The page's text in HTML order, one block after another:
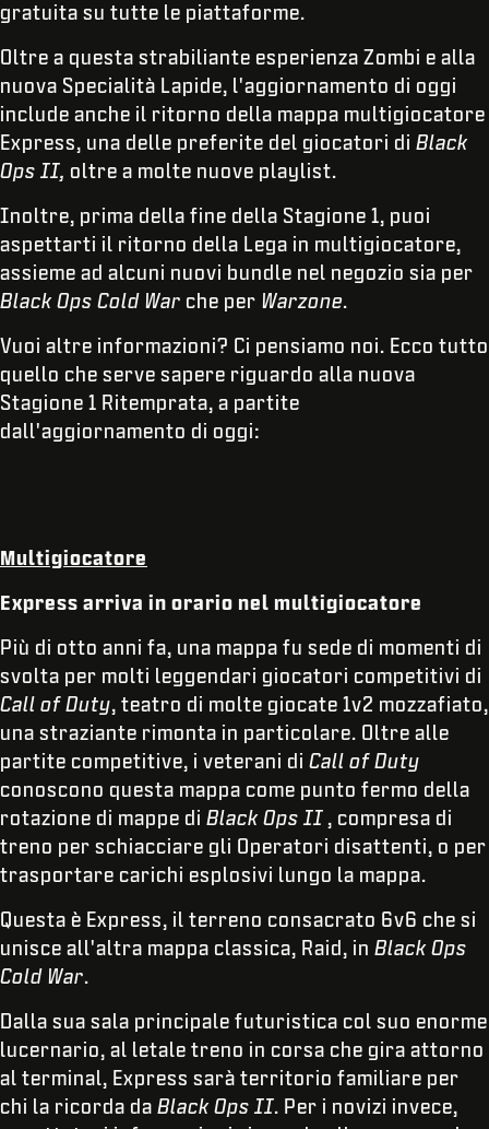
gratuita su tutte le piattaforme.
Oltre a questa strabiliante esperienza Zombi e alla
nuova Specialità Lapide, l'aggiornamento di oggi
include anche il ritorno della mappa multigiocatore
Express, una delle preferite del giocatori di Black
Ops II, oltre a molte nuove playlist.
Inoltre, prima della fine della Stagione 1, puoi
aspettarti il ritorno della Lega in multigiocatore,
assieme ad alcuni nuovi bundle nel negozio sia per
Black Ops Cold War che per Warzone.
Vuoi altre informazioni? Ci pensiamo noi. Ecco tutto
quello che serve sapere riguardo alla nuova
Stagione 1 Ritemprata, a partite
dall'aggiornamento di oggi:
Multigiocatore
Express arriva in orario nel multigiocatore
Più di otto anni fa, una mappa fu sede di momenti di
svolta per molti leggendari giocatori competitivi di
Call of Duty, teatro di molte giocate 1v2 mozzafiato,
una straziante rimonta in particolare. Oltre alle
partite competitive, i veterani di Call of Duty
conoscono questa mappa come punto fermo della
rotazione di mappe di Black Ops II , compresa di
treno per schiacciare gli Operatori disattenti, o per
trasportare carichi esplosivi lungo la mappa.
Questa è Express, il terreno consacrato 6v6 che si
unisce all'altra mappa classica, Raid, in Black Ops
Cold War.
Dalla sua sala principale futuristica col suo enorme
lucernario, al letale treno in corsa che gira attorno
al terminal, Express sarà territorio familiare per
chi la ricorda da Black Ops II. Per i novizi invece,